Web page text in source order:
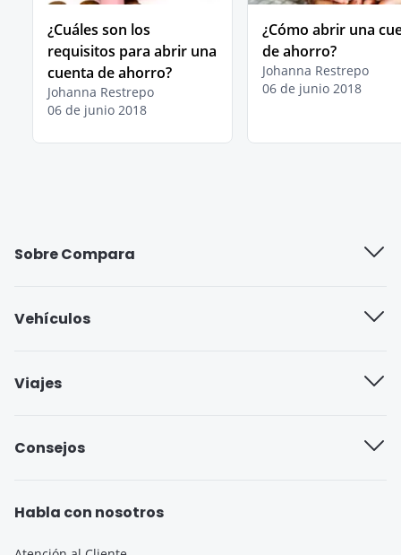
¿Cuáles son los
requisitos para abrir una
cuenta de ahorro?
Johanna Restrepo
06 de junio 2018
¿Cómo abrir una
de ahorro?
Johanna Restrepo
06 de junio 2018
Sobre Compara
Blog
Vehículos
Seguro cobertura básica
Viajes
Seguro de Viaje para Embarazadas
Seguro de Viaje Cruceros
Consejos
Habla con nosotros